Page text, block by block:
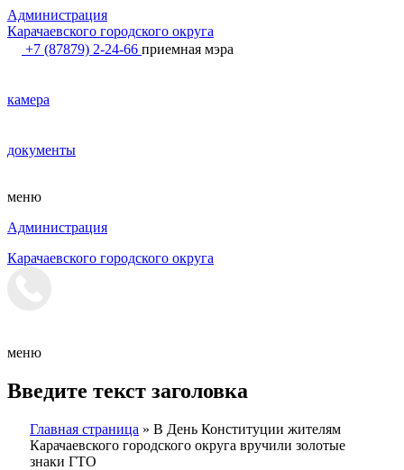
Администрация
Карачаевского городского округа
+7 (87879) 2-24-66 приемная мэра
камера
документы
меню
Администрация
Карачаевского городского округа
меню
Введите текст заголовка
Главная страница » В День Конституции жителям
Карачаевского городского округа вручили золотые
знаки ГТО